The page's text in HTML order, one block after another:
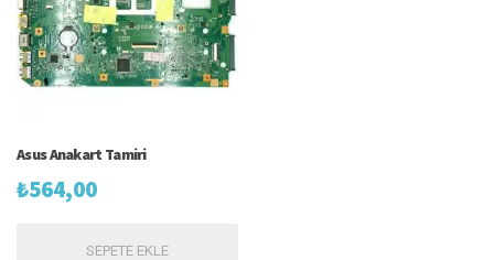
Asus Anakart Tamiri
₺564,00
SEPETE EKLE